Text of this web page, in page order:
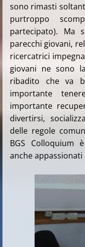
sono rimasti
purtroppo
partecipato). Ma
parecchi giovani,
ricercatrici
giovani ne sono
ribadito che va
importante
importante
divertirsi,
delle regole
BGS Colloquium
anche appassionati